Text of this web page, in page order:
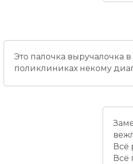
Это палочка выручалочка
поликлиниках некому
Всё
Всё